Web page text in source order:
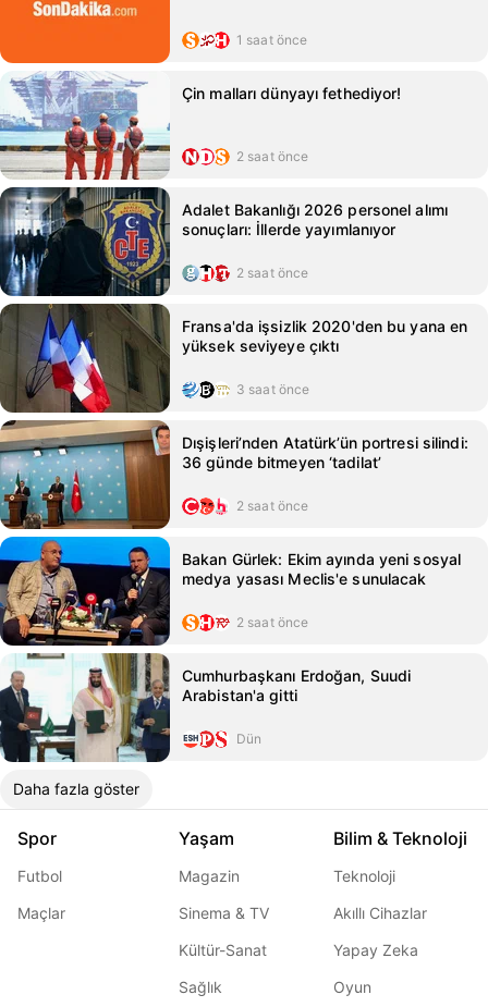
1 saat önce
Çin malları dünyayı fethediyor!
2 saat önce
Adalet Bakanlığı 2026 personel alımı
sonuçları: İllerde yayımlanıyor
2 saat önce
Fransa'da işsizlik 2020'den bu yana en
yüksek seviyeye çıktı
3 saat önce
Dışişleri’nden Atatürk’ün portresi silindi:
36 günde bitmeyen ‘tadilat’
2 saat önce
Bakan Gürlek: Ekim ayında yeni sosyal
medya yasası Meclis'e sunulacak
2 saat önce
Cumhurbaşkanı Erdoğan, Suudi
Arabistan'a gitti
Dün
Daha fazla göster
Spor
Futbol
Maçlar
Yaşam
Magazin
Sinema & TV
Kültür-Sanat
Sağlık
Bilim & Teknoloji
Teknoloji
Akıllı Cihazlar
Yapay Zeka
Oyun